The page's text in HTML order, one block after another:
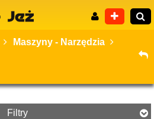
Maszyny - Narzędzia
Filtry